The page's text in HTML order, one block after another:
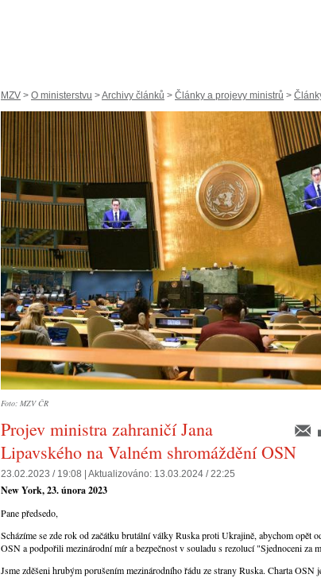
MZV > O ministerstvu >Archivy článků > Články a projevy ministrů >
Foto: MZV ČR
Projev ministra zahraničí Jana
Lipavského na Valném shromáždění OSN
23.02.2023 / 19:08 | Aktualizováno: 13.03.2024 / 22:25
New York, 23. února 2023
Pane předsedo,
Scházíme se zde rok od začátku brutální války Ruska proti Ukrajině, abychom opět
OSN a podpořili mezinárodní mír a bezpečnost v souladu s rezolucí "Sjednoceni za
Jsme zděšeni hrubým porušením mezinárodního řádu ze strany Ruska. Charta OSN